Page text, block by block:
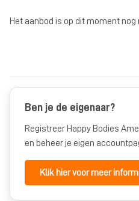
Het aanbod is op dit moment nog
Ben je de eigenaar?
Registreer Happy Bodies
en beheer je eigen
Klik hier voor meer